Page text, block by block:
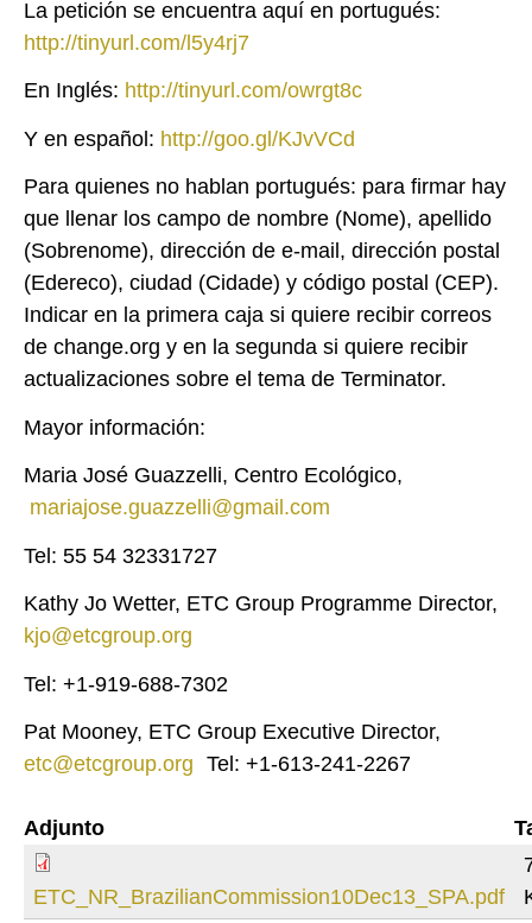
La petición se encuentra aquí en portugués:
http://tinyurl.com/l5y4rj7
En Inglés: http://tinyurl.com/owrgt8c
Y en español: http://goo.gl/KJvVCd
Para quienes no hablan portugués: para firmar hay
que llenar los campo de nombre (Nome), apellido
(Sobrenome), dirección de e-mail, dirección postal
(Edereco), ciudad (Cidade) y código postal (CEP).
Indicar en la primera caja si quiere recibir correos
de change.org y en la segunda si quiere recibir
actualizaciones sobre el tema de Terminator.
Mayor información:
Maria José Guazzelli, Centro Ecológico,
mariajose.guazzelli@gmail.com
Tel: 55 54 32331727
Kathy Jo Wetter, ETC Group Programme Director,
kjo@etcgroup.org
Tel: +1-919-688-7302
Pat Mooney, ETC Group Executive Director,
etc@etcgroup.org Tel: +1-613-241-2267
Adjunto
ETC_NR_BrazilianCommission10Dec13_SPA.pdf